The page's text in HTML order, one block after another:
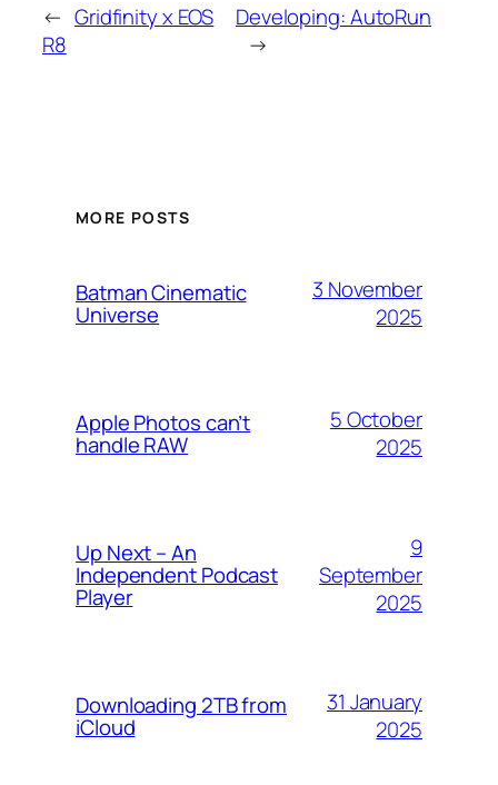
← Gridfinity x EOS
R8
Developing: AutoRun
→
MORE POSTS
Batman Cinematic
Universe
3 November
2025
Apple Photos can’t
handle RAW
5 October
2025
Up Next – An
Independent Podcast
Player
9
September
2025
Downloading 2TB from
iCloud
31 January
2025